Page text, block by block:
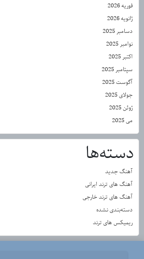
فوریه 2026
ژانویه 2026
دسامبر 2025
نوامبر 2025
اکتبر 2025
سپتامبر 2025
آگوست 2025
جولای 2025
ژوئن 2025
می 2025
دسته‌ها
آهنگ جدید
آهنگ های ترند ایرانی
آهنگ های ترند خارجی
دسته‌بندی نشده
ریمیکس های ترند